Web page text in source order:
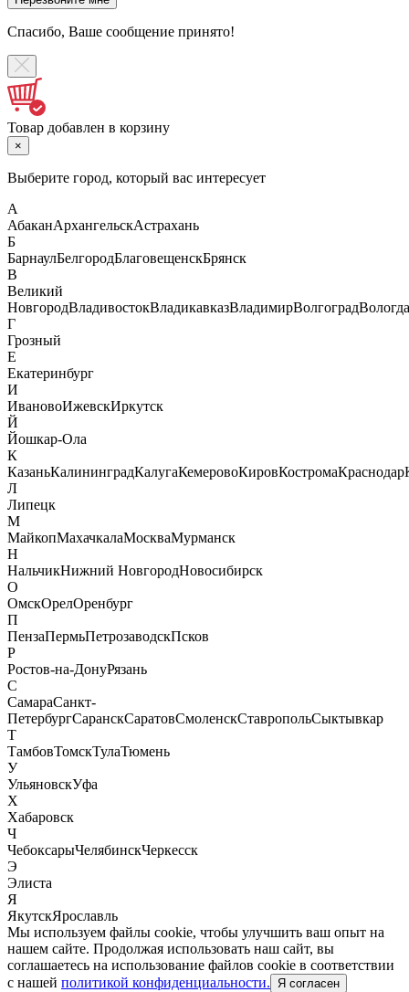
Спасибо, Ваше сообщение принято!
Товар добавлен в корзину
×
Выберите город, который вас интересует
А
АбаканАрхангельскАстрахань
Б
БарнаулБелгородБлаговещенскБрянск
В
Великий
НовгородВладивостокВладикавказВладимирВолгоградВологда
Г
Грозный
Е
Екатеринбург
И
ИвановоИжевскИркутск
Й
Йошкар-Ола
К
КазаньКалининградКалугаКемеровоКировКостромаКраснодар
Л
Липецк
М
МайкопМахачкалаМоскваМурманск
Н
НальчикНижний НовгородНовосибирск
О
ОмскОрелОренбург
П
ПензаПермьПетрозаводскПсков
Р
Ростов-на-ДонуРязань
С
СамараСанкт-
ПетербургСаранскСаратовСмоленскСтавропольСыктывкар
Т
ТамбовТомскТулаТюмень
У
УльяновскУфа
Х
Хабаровск
Ч
ЧебоксарыЧелябинскЧеркесск
Э
Элиста
Я
ЯкутскЯрославль
Мы используем файлы cookie, чтобы улучшить ваш опыт на
нашем сайте. Продолжая использовать наш сайт, вы
соглашаетесь на использование файлов cookie в соответствии
с нашей политикой конфиденциальности. Я согласен